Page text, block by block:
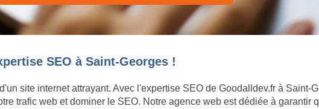
SEO à Saint-Georges !
site internet attrayant. Avec l'expertise SEO de Goodalldev.fr à Saint-
trafic web et dominer le SEO. Notre agence web est dédiée à garantir